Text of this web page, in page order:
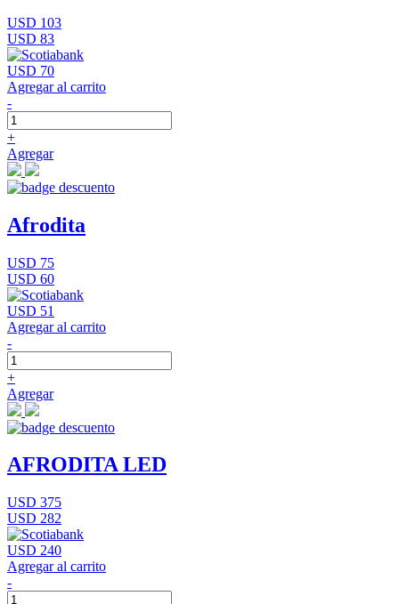
USD 103
USD 83
USD 70
Agregar al carrito
-
+
Agregar
Afrodita
USD 75
USD 60
USD 51
Agregar al carrito
-
+
Agregar
AFRODITA LED
USD 375
USD 282
USD 240
Agregar al carrito
-